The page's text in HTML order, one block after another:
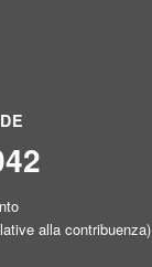
alla contribuenza)